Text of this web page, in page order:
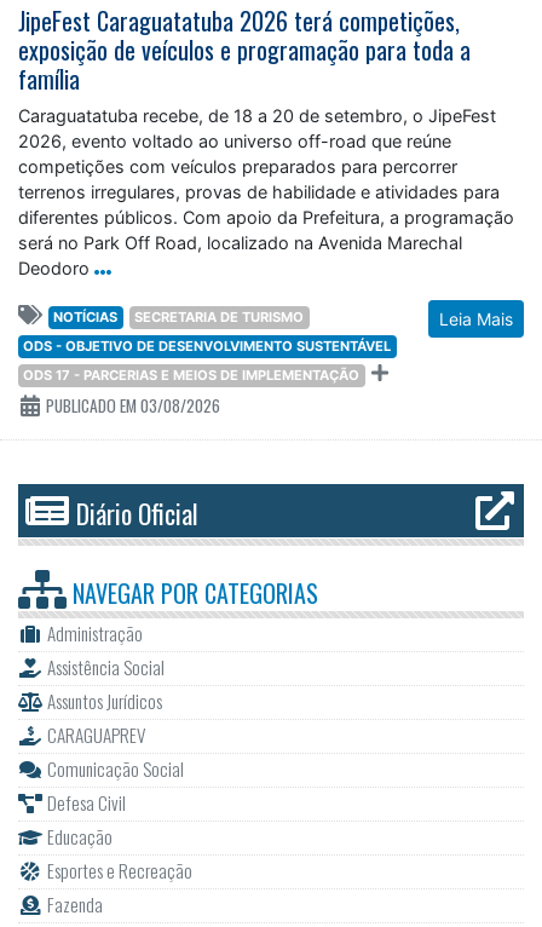
JipeFest Caraguatatuba 2026 terá competições,
exposição de veículos e programação para toda a
família
Caraguatatuba recebe, de 18 a 20 de setembro, o JipeFest
2026, evento voltado ao universo off-road que reúne
competições com veículos preparados para percorrer
terrenos irregulares, provas de habilidade e atividades para
diferentes públicos. Com apoio da Prefeitura, a programação
será no Park Off Road, localizado na Avenida Marechal
Deodoro
Leia Mais
NOTÍCIAS
SECRETARIA DE TURISMO
ODS - OBJETIVO DE DESENVOLVIMENTO SUSTENTÁVEL
ODS 17 - PARCERIAS E MEIOS DE IMPLEMENTAÇÃO
PUBLICADO EM 03/08/2026
Diário Oficial
NAVEGAR POR CATEGORIAS
Administração
Assistência Social
Assuntos Jurídicos
CARAGUAPREV
Comunicação Social
Defesa Civil
Educação
Esportes e Recreação
Fazenda